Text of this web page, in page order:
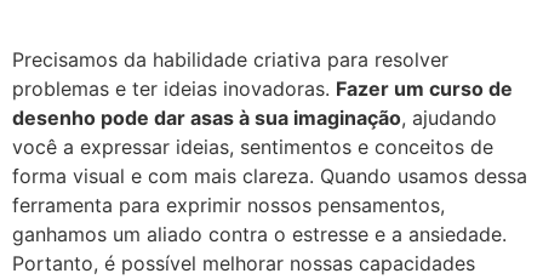
Precisamos da habilidade criativa para resolver
problemas e ter ideias inovadoras. Fazer um curso de
desenho pode dar asas à sua imaginação, ajudando
você a expressar ideias, sentimentos e conceitos de
forma visual e com mais clareza. Quando usamos dessa
ferramenta para exprimir nossos pensamentos,
ganhamos um aliado contra o estresse e a ansiedade.
Portanto, é possível melhorar nossas capacidades